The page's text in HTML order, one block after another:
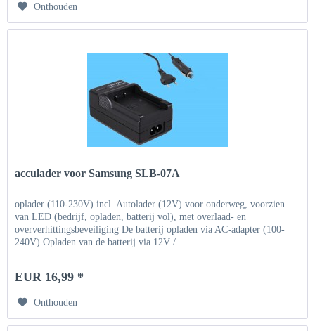
Onthouden
acculader voor Samsung SLB-07A
oplader (110-230V) incl. Autolader (12V) voor onderweg, voorzien
van LED (bedrijf, opladen, batterij vol), met overlaad- en
oververhittingsbeveiliging De batterij opladen via AC-adapter (100-
240V) Opladen van de batterij via 12V /...
EUR 16,99 *
Onthouden